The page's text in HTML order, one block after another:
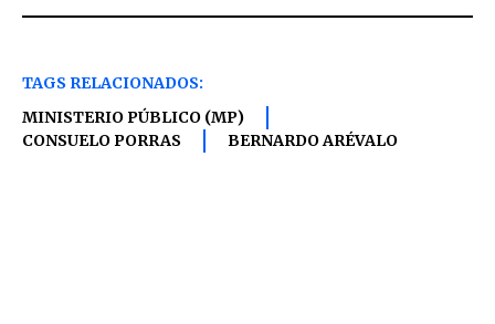
TAGS RELACIONADOS:
MINISTERIO PÚBLICO (MP)
CONSUELO PORRAS
BERNARDO ARÉVALO